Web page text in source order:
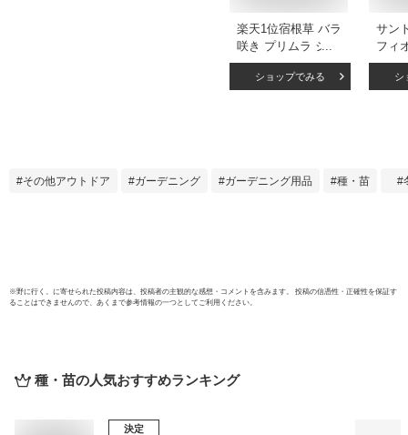
楽天1位宿根草 バラ
咲き プリムラ ジュ
リアン いちごのミ
ルフィーユ 1株 花
ショップでみる
サン
フィ
ポッ
ヴィ
シ
その他アウトドア ガーデニング ガーデニング用品 種・苗
※野に行く。 に寄せられた投稿内容は、投稿者の主観的な感想・コメントを含みます。 投稿の信憑性・正確性を保証す
ることはできませんので、あくまで参考情報の一つとしてご利用ください。
種・苗の人気おすすめランキング
決定